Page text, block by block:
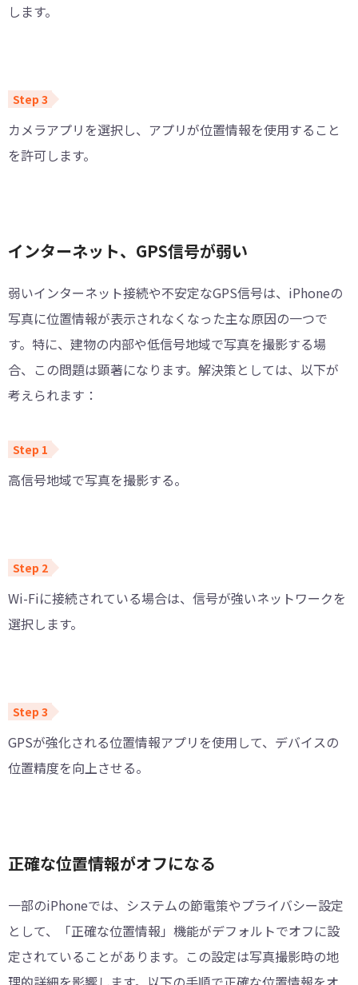
します。
カメラアプリを選択し、アプリが位置情報を使用すること
を許可します。
インターネット、GPS信号が弱い
弱いインターネット接続や不安定なGPS信号は、iPhoneの
写真に位置情報が表示されなくなった主な原因の一つで
す。特に、建物の内部や低信号地域で写真を撮影する場
合、この問題は顕著になります。解決策としては、以下が
考えられます：
高信号地域で写真を撮影する。
Wi-Fiに接続されている場合は、信号が強いネットワークを
選択します。
GPSが強化される位置情報アプリを使用して、デバイスの
位置精度を向上させる。
正確な位置情報がオフになる
一部のiPhoneでは、システムの節電策やプライバシー設定
として、「正確な位置情報」機能がデフォルトでオフに設
定されていることがあります。この設定は写真撮影時の地